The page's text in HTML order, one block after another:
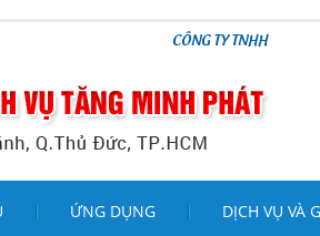
CÔNG TY TNHH THƯƠNG MẠI VÀ
ỨNG DỤNG DỊCH VỤ VÀ